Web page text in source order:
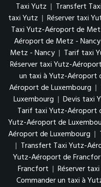
Taxi Yutz | Transfert
taxi Yutz | Réserver taxi
Taxi Yutz-Aéroport de
Aéroport de Metz - Nancy
Metz - Nancy | Tarif taxi
Réserver taxi Yutz-
un taxi à Yutz-Aéroport
Aéroport de Luxembourg |
Luxembourg | Devis taxi
Tarif taxi Yutz-Aéroport
Yutz-Aéroport de
Aéroport de Luxembourg |
| Transfert Taxi Yutz-
Yutz-Aéroport de
Francfort | Réserver
Commander un taxi à